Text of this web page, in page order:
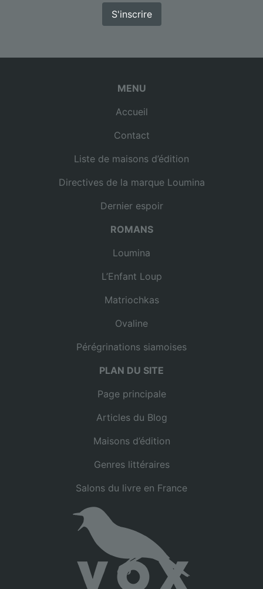
S'inscrire
MENU
Accueil
Contact
Liste de maisons d’édition
Directives de la marque Loumina
Dernier espoir
ROMANS
Loumina
L’Enfant Loup
Matriochkas
Ovaline
Pérégrinations siamoises
PLAN DU SITE
Page principale
Articles du Blog
Maisons d’édition
Genres littéraires
Salons du livre en France